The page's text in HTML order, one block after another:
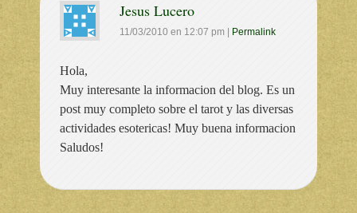
Jesus Lucero
11/03/2010 en 12:07 pm Permalink
Hola,
Muy interesante la informacion del blog. Es un
post muy completo sobre el tarot y las diversas
actividades esotericas! Muy buena informacion
Saludos!